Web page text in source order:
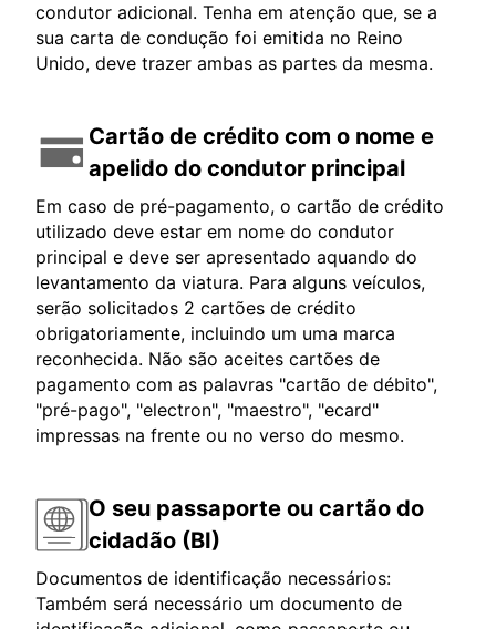
condutor adicional. Tenha em atenção que, se a
sua carta de condução foi emitida no Reino
Unido, deve trazer ambas as partes da mesma.
Cartão de crédito com o nome e
apelido do condutor principal
Em caso de pré-pagamento, o cartão de crédito
utilizado deve estar em nome do condutor
principal e deve ser apresentado aquando do
levantamento da viatura. Para alguns veículos,
serão solicitados 2 cartões de crédito
obrigatoriamente, incluindo um uma marca
reconhecida. Não são aceites cartões de
pagamento com as palavras "cartão de débito",
"pré-pago", "electron", "maestro", "ecard"
impressas na frente ou no verso do mesmo.
O seu passaporte ou cartão do
cidadão (BI)
Documentos de identificação necessários:
Também será necessário um documento de